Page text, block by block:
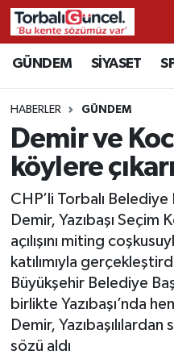
GÜNDEM SİYASET
HABERLER GÜNDEM
Demir ve
köylere
CHP’li Torbalı
Demir, Yazıbaşı
açılışını miting
katılımıyla
Büyükşehir Belediye
birlikte Yazıbaşı’nda
Demir,
sözü aldı
İzmir Nöbetçi
İzmir Hava Durumu
İzmir Namaz
İzmir Trafik
Süper Lig Puan
Tüm Manşetler
Son Dakika
Haber Arşivi